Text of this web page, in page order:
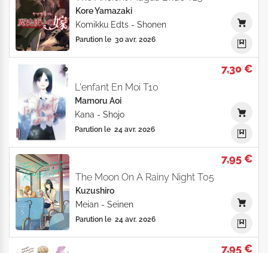
Kore Yamazaki
Komikku Edts - Shonen
Parution le 30 avr. 2026
7,30 €
L'enfant En Moi T10
Mamoru Aoi
Kana - Shojo
Parution le 24 avr. 2026
7,95 €
The Moon On A Rainy Night T05
Kuzushiro
Meian - Seinen
Parution le 24 avr. 2026
7,95 €